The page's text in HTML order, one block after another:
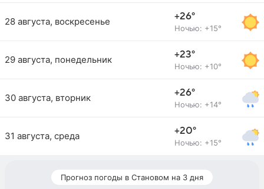
28 августа, воскресенье +26°
Ночью: +15°
29 августа, понедельник +23°
Ночью: +10°
30 августа, вторник +26°
Ночью: +14°
31 августа, среда +20°
Ночью: +15°
Прогноз погоды в Становом на 3 дня